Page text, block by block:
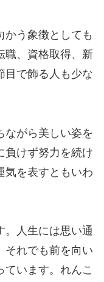
かう象徴としても
職、資格取得、新
目で飾る人も少な
ながら美しい姿を
負けず努力を続け
気を表すともいわ
。人生には思い通
それでも前を向い
います。れんこ